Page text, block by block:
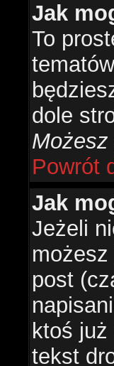
Jak
To
dole
Możesz
Powrót
Jak
Jeżeli
post
ktoś
tekst